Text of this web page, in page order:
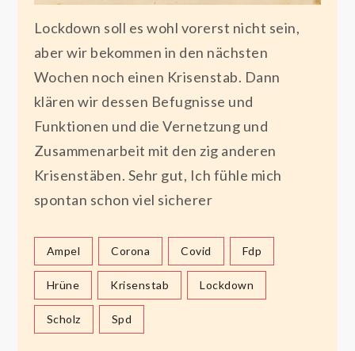
Lockdown soll es wohl vorerst nicht sein,
aber wir bekommen in den nächsten
Wochen noch einen Krisenstab. Dann
klären wir dessen Befugnisse und
Funktionen und die Vernetzung und
Zusammenarbeit mit den zig anderen
Krisenstäben. Sehr gut, Ich fühle mich
spontan schon viel sicherer
Ampel Corona Covid Fdp
Hrüne Krisenstab Lockdown
Scholz Spd